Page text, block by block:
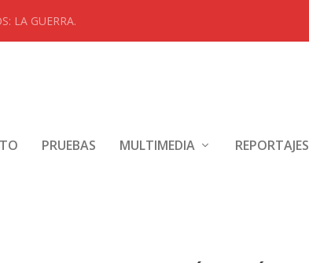
LA GUERRA.
PRUEBAS MULTIMEDIA REPORTAJES